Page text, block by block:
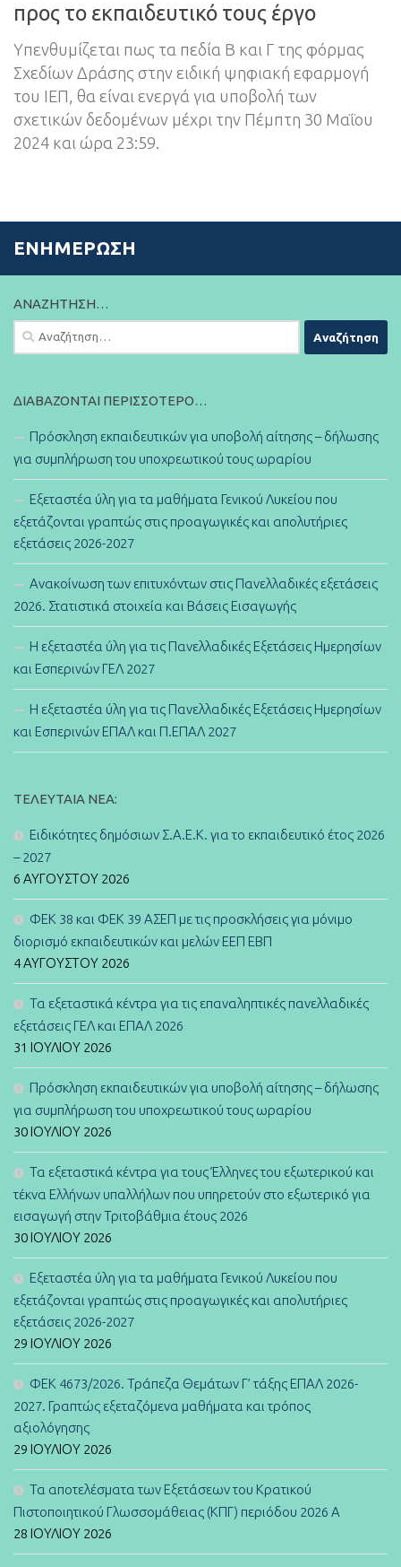
προς το εκπαιδευτικό τους έργο
Yπενθυμίζεται πως τα πεδία Β και Γ της φόρμας
Σχεδίων Δράσης στην ειδική ψηφιακή εφαρμογή
του ΙΕΠ, θα είναι ενεργά για υποβολή των
σχετικών δεδομένων μέχρι την Πέμπτη 30 Μαΐου
2024 και ώρα 23:59.
ΕΝΗΜΈΡΩΣΗ
ΑΝΑΖΉΤΗΣΗ…
Αναζήτηση
για:
ΔΙΑΒΆΖΟΝΤΑΙ ΠΕΡΙΣΣΌΤΕΡΟ…
Πρόσκληση εκπαιδευτικών για υποβολή αίτησης – δήλωσης
για συμπλήρωση του υποχρεωτικού τους ωραρίου
Εξεταστέα ύλη για τα μαθήματα Γενικού Λυκείου που
εξετάζονται γραπτώς στις προαγωγικές και απολυτήριες
εξετάσεις 2026-2027
Ανακοίνωση των επιτυχόντων στις Πανελλαδικές εξετάσεις
2026. Στατιστικά στοιχεία και Βάσεις Εισαγωγής
Η εξεταστέα ύλη για τις Πανελλαδικές Εξετάσεις Ημερησίων
και Εσπερινών ΓΕΛ 2027
Η εξεταστέα ύλη για τις Πανελλαδικές Εξετάσεις Ημερησίων
και Εσπερινών ΕΠΑΛ και Π.ΕΠΑΛ 2027
ΤΕΛΕΥΤΑΊΑ ΝΈΑ:
Ειδικότητες δημόσιων Σ.Α.Ε.Κ. για το εκπαιδευτικό έτος 2026
– 2027
6 ΑΥΓΟΎΣΤΟΥ 2026
ΦΕΚ 38 και ΦΕΚ 39 ΑΣΕΠ με τις προσκλήσεις για μόνιμο
διορισμό εκπαιδευτικών και μελών ΕΕΠ ΕΒΠ
4 ΑΥΓΟΎΣΤΟΥ 2026
Τα εξεταστικά κέντρα για τις επαναληπτικές πανελλαδικές
εξετάσεις ΓΕΛ και ΕΠΑΛ 2026
31 ΙΟΥΛΊΟΥ 2026
Πρόσκληση εκπαιδευτικών για υποβολή αίτησης – δήλωσης
για συμπλήρωση του υποχρεωτικού τους ωραρίου
30 ΙΟΥΛΊΟΥ 2026
Τα εξεταστικά κέντρα για τους Έλληνες του εξωτερικού και
τέκνα Ελλήνων υπαλλήλων που υπηρετούν στο εξωτερικό για
εισαγωγή στην Τριτοβάθμια έτους 2026
30 ΙΟΥΛΊΟΥ 2026
Εξεταστέα ύλη για τα μαθήματα Γενικού Λυκείου που
εξετάζονται γραπτώς στις προαγωγικές και απολυτήριες
εξετάσεις 2026-2027
29 ΙΟΥΛΊΟΥ 2026
ΦΕΚ 4673/2026. Τράπεζα Θεμάτων Γ’ τάξης ΕΠΑΛ 2026-
2027. Γραπτώς εξεταζόμενα μαθήματα και τρόπος
αξιολόγησης
29 ΙΟΥΛΊΟΥ 2026
Τα αποτελέσματα των Εξετάσεων του Κρατικού
Πιστοποιητικού Γλωσσομάθειας (ΚΠΓ) περιόδου 2026 Α
28 ΙΟΥΛΊΟΥ 2026